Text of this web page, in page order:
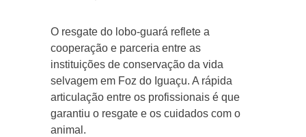
O resgate do lobo-guará reflete a
cooperação e parceria entre as
instituições de conservação da vida
selvagem em Foz do Iguaçu. A rápida
articulação entre os profissionais é que
garantiu o resgate e os cuidados com o
animal.